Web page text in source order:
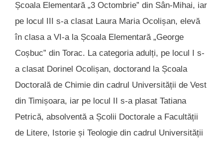
Școala Elementară „3 Octombrie” din Sân-Mihai, iar
pe locul III s-a clasat Laura Maria Ocolișan, elevă
în clasa a VI-a la Școala Elementară „George
Coșbuc” din Torac. La categoria adulți, pe locul I s-
a clasat Dorinel Ocolișan, doctorand la Școala
Doctorală de Chimie din cadrul Universității de Vest
din Timișoara, iar pe locul II s-a plasat Tatiana
Petrică, absolventă a Școlii Doctorale a Facultății
de Litere, Istorie și Teologie din cadrul Universității